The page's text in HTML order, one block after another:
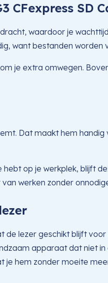
CFexpress SD
waardoor je
want bestanden worden
je extra omwegen.
Dat maakt hem
op je werkplek, blijft
werken zonder
lezer geschikt blijft
apparaat dat niet
je hem zonder moeite